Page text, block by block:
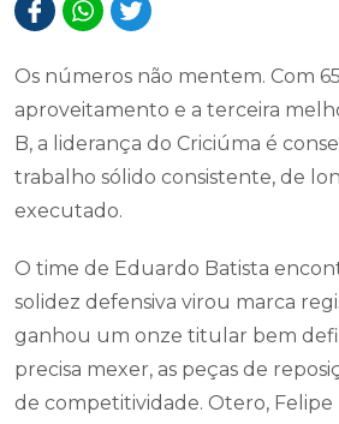
Os números não mentem. Com
aproveitamento e a terceira
B, a liderança do Criciúma é
trabalho sólido consistente, de
executado.
O time de Eduardo Batista
solidez defensiva virou marca
ganhou um onze titular bem
precisa mexer, as peças de
de competitividade. Otero, Felipe